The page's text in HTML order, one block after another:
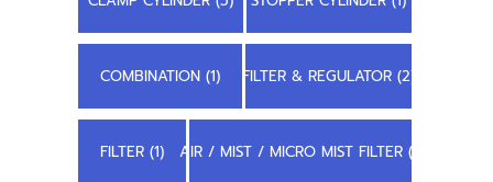
COMBINATION (1) FILTER & REGULATOR (2)
FILTER (1) AIR / MIST / MICRO MIST FILTER (1)